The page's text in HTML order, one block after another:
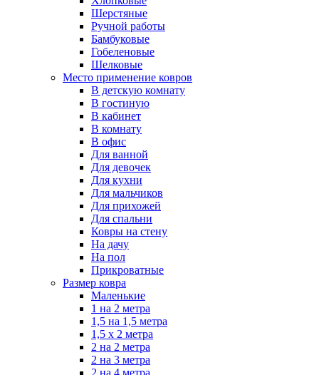
Шерстяные
Ручной работы
Бамбуковые
Гобеленовые
Шелковые
Место применение ковров
В детскую комнату
В гостиную
В кабинет
В комнату
В офис
Для ванной
Для девочек
Для кухни
Для мальчиков
Для прихожей
Для спальни
Ковры на стену
На дачу
На пол
Прикроватные
Размер ковра
Маленькие
1 на 2 метра
1,5 на 1,5 метра
1,5 х 2 метра
2 на 2 метра
2 на 3 метра
2 на 4 метра